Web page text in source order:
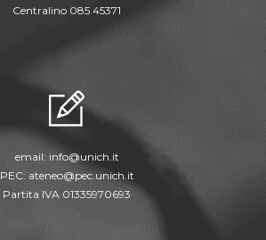
Centralino 085.45371
email: info@unich.it
PEC: ateneo@pec.unich.it
Partita IVA 01335970693